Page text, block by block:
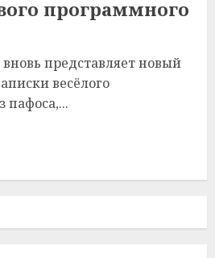
программного
представляет новый
весёлого
пафоса,...